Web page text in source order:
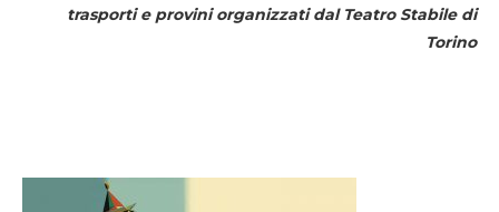
trasporti e provini organizzati dal Teatro Stabile di
Torino